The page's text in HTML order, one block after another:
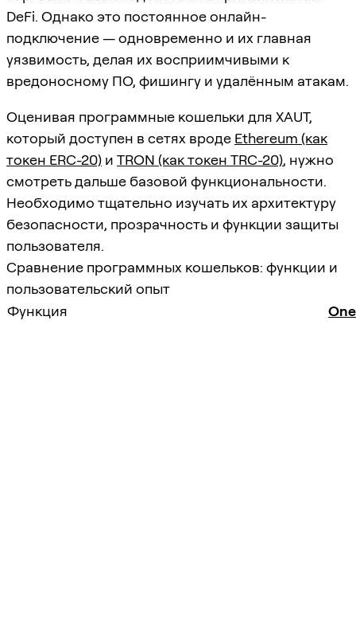
DeFi. Однако это постоянное онлайн-
подключение — одновременно и их главная
уязвимость, делая их восприимчивыми к
вредоносному ПО, фишингу и удалённым атакам.
Оценивая программные кошельки для XAUT,
который доступен в сетях вроде Ethereum (как
токен ERC-20) и TRON (как токен TRC-20), нужно
смотреть дальше базовой функциональности.
Необходимо тщательно изучать их архитектуру
безопасности, прозрачность и функции защиты
пользователя.
Сравнение программных кошельков: функции и
пользовательский опыт
Функция